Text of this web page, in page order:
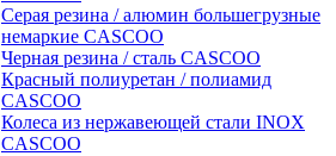
Серая резина / алюмин большегрузные
немаркие CASCOO
Черная резина / сталь CASCOO
Красный полиуретан / полиамид
CASCOO
Колеса из нержавеющей стали INOX
CASCOO